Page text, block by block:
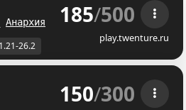
Анархия 185/500
play.twenture.ru
1.21-26.2
150/300